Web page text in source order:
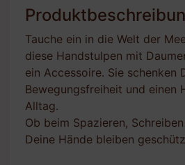
Tauche ein in die Welt der
diese Handstulpen mit
ein Accessoire. Sie schenken
Bewegungsfreiheit und einen
Alltag.
Ob beim Spazieren,
Deine Hände bleiben